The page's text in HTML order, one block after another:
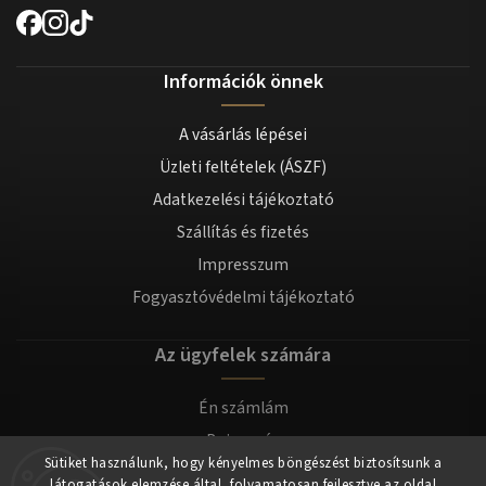
Sütiket használunk, hogy kényelmes böngészést biztosítsunk a
Információk önnek
A vásárlás lépései
Üzleti feltételek (ÁSZF)
Adatkezelési tájékoztató
Szállítás és fizetés
Impresszum
Fogyasztóvédelmi tájékoztató
Az ügyfelek számára
Én számlám
Bejegyzés
Bejelentkezés